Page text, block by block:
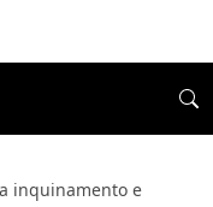
inquinamento e